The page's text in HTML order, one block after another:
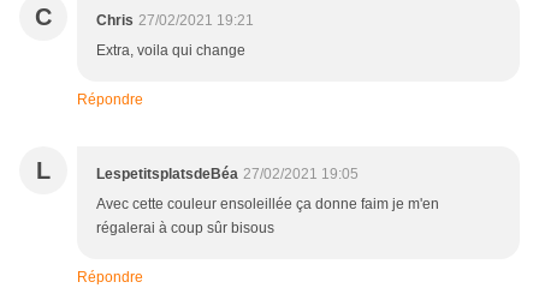
C Chris 27/02/2021 19:21
Extra, voila qui change
Répondre
L LespetitsplatsdeBéa 27/02/2021 19:05
Avec cette couleur ensoleillée ça donne faim je m'en
régalerai à coup sûr bisous
Répondre